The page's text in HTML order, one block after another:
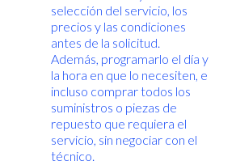
selección del servicio, los
precios y las condiciones
antes de la solicitud.
Además, programarlo el día y
la hora en que lo necesiten, e
incluso comprar todos los
suministros o piezas de
repuesto que requiera el
servicio, sin negociar con el
técnico.